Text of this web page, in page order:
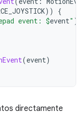
))
{
event: $event" )
(event)
directamente